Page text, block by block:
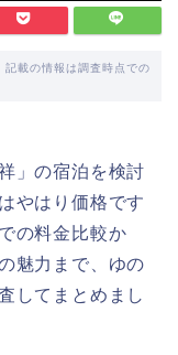
載の情報は調査時点での
」の宿泊を検討
やはり価格です
の料金比較か
魅力まで、ゆの
してまとめまし